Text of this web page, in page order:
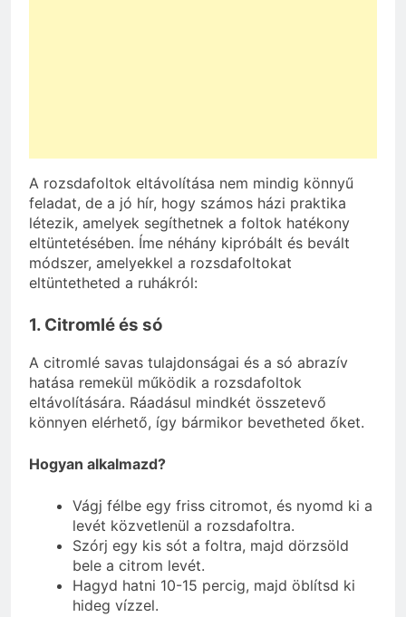
A rozsdafoltok eltávolítása nem mindig könnyű
feladat, de a jó hír, hogy számos házi praktika
létezik, amelyek segíthetnek a foltok hatékony
eltüntetésében. Íme néhány kipróbált és bevált
módszer, amelyekkel a rozsdafoltokat
eltüntetheted a ruhákról:
1. Citromlé és só
A citromlé savas tulajdonságai és a só abrazív
hatása remekül működik a rozsdafoltok
eltávolítására. Ráadásul mindkét összetevő
könnyen elérhető, így bármikor bevetheted őket.
Hogyan alkalmazd?
Vágj félbe egy friss citromot, és nyomd ki a
levét közvetlenül a rozsdafoltra.
Szórj egy kis sót a foltra, majd dörzsöld
bele a citrom levét.
Hagyd hatni 10-15 percig, majd öblítsd ki
hideg vízzel.